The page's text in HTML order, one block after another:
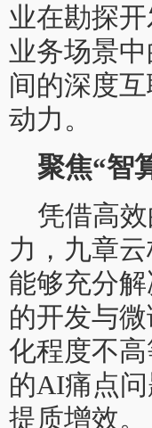
业在勘探
业务场景
间的深度
动力。
聚焦“智
凭借高
力，九章
能够充分
的开发与
化程度不
的AI痛点
提质增效。